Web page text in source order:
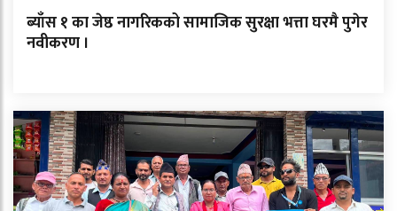
ब्याँस १ का जेष्ठ नागरिकको सामाजिक सुरक्षा भत्ता घरमै पुगेर
नवीकरण ।